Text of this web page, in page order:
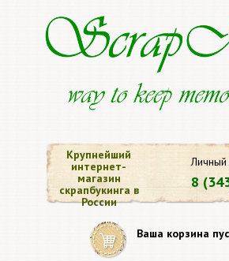
Личный
8
Крупнейший
интернет-
магазин
скрапбукинга в
России
Ваша корзина